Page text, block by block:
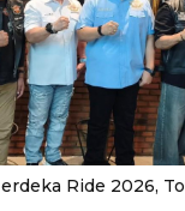
Ride 2026,